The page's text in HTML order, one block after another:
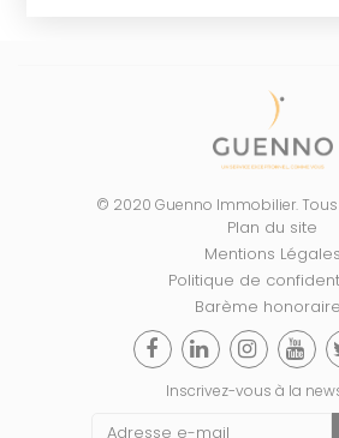
© 2020 Guenno Immobilier. Tous
Plan du site
Mentions Légales
Politique de
Barème
Inscrivez-vous à la